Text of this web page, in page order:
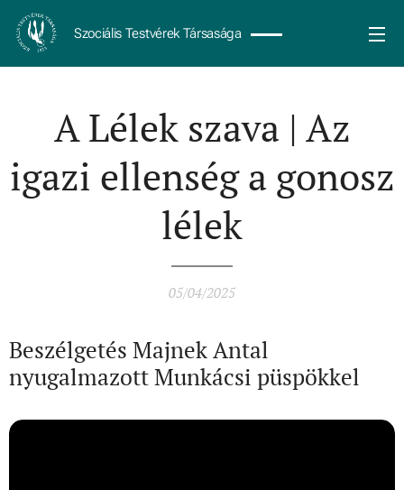
Szociális Testvérek Társasága
A Lélek szava | Az
igazi ellenség a gonosz
lélek
05/04/2025
Beszélgetés Majnek Antal
nyugalmazott Munkácsi püspökkel